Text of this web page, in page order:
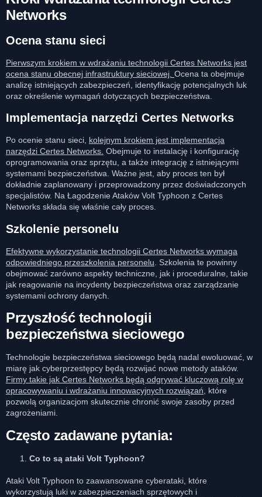
Networks
Ocena stanu sieci
Pierwszym krokiem w wdrażaniu technologii Certes Networks jest
ocena stanu obecnej infrastruktury sieciowej. Ocena ta obejmuje
analizę istniejących zabezpieczeń, identyfikację potencjalnych luk
oraz określenie wymagań dotyczących bezpieczeństwa.
Implementacja narzędzi Certes Networks
Po ocenie stanu sieci, kolejnym krokiem jest implementacja
narzędzi Certes Networks. Obejmuje to instalację i konfigurację
oprogramowania oraz sprzętu, a także integrację z istniejącymi
systemami bezpieczeństwa. Ważne jest, aby proces ten był
dokładnie zaplanowany i przeprowadzony przez doświadczonych
specjalistów. Na Łagodzenie Ataków Volt Typhoon z Certes
Networks składa się właśnie cały proces.
Szkolenie personelu
Efektywne wykorzystanie technologii Certes Networks wymaga
odpowiedniego przeszkolenia personelu . Szkolenia te powinny
obejmować zarówno aspekty techniczne, jak i proceduralne, takie
jak reagowanie na incydenty bezpieczeństwa oraz zarządzanie
systemami ochrony danych.
Przyszłość technologii
bezpieczeństwa sieciowego
Technologie bezpieczeństwa sieciowego będą nadal ewoluować, w
miarę jak cyberprzestępcy będą rozwijać nowe metody ataków.
Firmy takie jak Certes Networks będą odgrywać kluczową rolę w
opracowywaniu i wdrażaniu innowacyjnych rozwiązań, które
pozwolą organizacjom skutecznie chronić swoje zasoby przed
zagrożeniami.
Często zadawane pytania:
Co to są ataki Volt Typhoon?
Ataki Volt Typhoon to zaawansowane cyberataki, które
wykorzystują luki w zabezpieczeniach sprzętowych i